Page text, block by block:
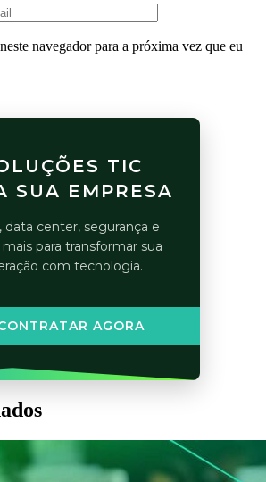
navegador para a próxima vez que eu
TIC
SUA EMPRESA
data center, segurança e
para transformar sua
com tecnologia.
AGORA